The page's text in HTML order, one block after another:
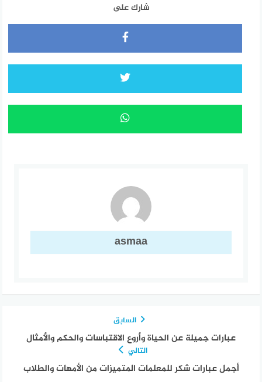
شارك على
asmaa
السابق
عبارات جميلة عن الحياة وأروع الاقتباسات والحكم والأمثال
التالي
أجمل عبارات شكر للمعلمات المتميزات من الأمهات والطلاب